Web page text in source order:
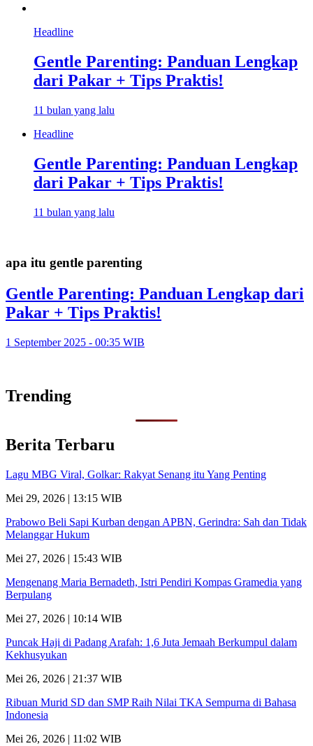
Headline
Gentle Parenting: Panduan Lengkap
dari Pakar + Tips Praktis!
11 bulan yang lalu
Headline
Gentle Parenting: Panduan Lengkap
dari Pakar + Tips Praktis!
11 bulan yang lalu
apa itu gentle parenting
Gentle Parenting: Panduan Lengkap dari
Pakar + Tips Praktis!
1 September 2025 - 00:35 WIB
Trending
Berita Terbaru
Lagu MBG Viral, Golkar: Rakyat Senang itu Yang Penting
Mei 29, 2026 | 13:15 WIB
Prabowo Beli Sapi Kurban dengan APBN, Gerindra: Sah dan Tidak
Melanggar Hukum
Mei 27, 2026 | 15:43 WIB
Mengenang Maria Bernadeth, Istri Pendiri Kompas Gramedia yang
Berpulang
Mei 27, 2026 | 10:14 WIB
Puncak Haji di Padang Arafah: 1,6 Juta Jemaah Berkumpul dalam
Kekhusyukan
Mei 26, 2026 | 21:37 WIB
Ribuan Murid SD dan SMP Raih Nilai TKA Sempurna di Bahasa
Indonesia
Mei 26, 2026 | 11:02 WIB